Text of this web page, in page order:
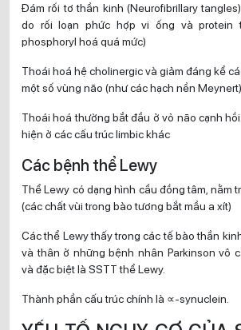
Đám rối tơ thần kinh (Neurofibrillary
do rối loạn phức hợp vi ống và protein
phosphoryl hoá quá mức)
Thoái hoá hệ cholinergic và giảm đáng kể
một số vùng não (như các hạch nền Meynert)
Thoái hoá thường bắt đầu ở vỏ não cạnh
hiện ở các cấu trúc limbic khác
Các bệnh thể Lewy
Thể Lewy có dạng hình cầu đồng tâm, nằm
(các chất vùi trong bào tương bắt mầu a xít)
Các thể Lewy thấy trong các tế bào thần
và thân ở những bệnh nhân Parkinson vô
và đặc biệt là SSTT thể Lewy.
Thành phần cấu trúc chính là ∝-synuclein.